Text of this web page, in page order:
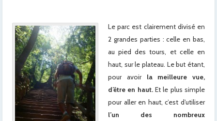
Le parc est clairement divisé en
2 grandes parties : celle en bas,
au pied des tours, et celle en
haut, sur le plateau. Le but étant,
pour avoir la meilleure vue,
d’être en haut.Et le plus simple
pour aller en haut, c’est d’utiliser
l’un des nombreux